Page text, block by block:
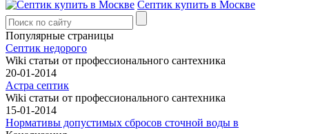
Септик купить в Москве
Популярные страницы
Септик недорого
Wiki статьи от профессионального сантехника
20-01-2014
Астра септик
Wiki статьи от профессионального сантехника
15-01-2014
Нормативы допустимых сбросов сточной воды в